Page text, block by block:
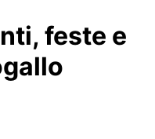
il mio biglietto
feste e